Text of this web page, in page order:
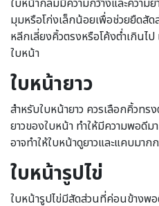
ใบหน้ากลมมีความกว้างและความ
มุมหรือโก่งเล็กน้อยเพื่อช่วยยืดสัด
หลีกเลี่ยงคิ้วตรงหรือโค้งต่ำเกินไ
ใบหน้า
ใบหน้ายาว
สำหรับใบหน้ายาว ควรเลือกคิ้วท
ยาวของใบหน้า ทำให้มีความพอดี
อาจทำให้ใบหน้าดูยาวและแคบมาก
ใบหน้ารูปไข่
ใบหน้ารูปไข่มีสัดส่วนที่ค่อนข้างพ